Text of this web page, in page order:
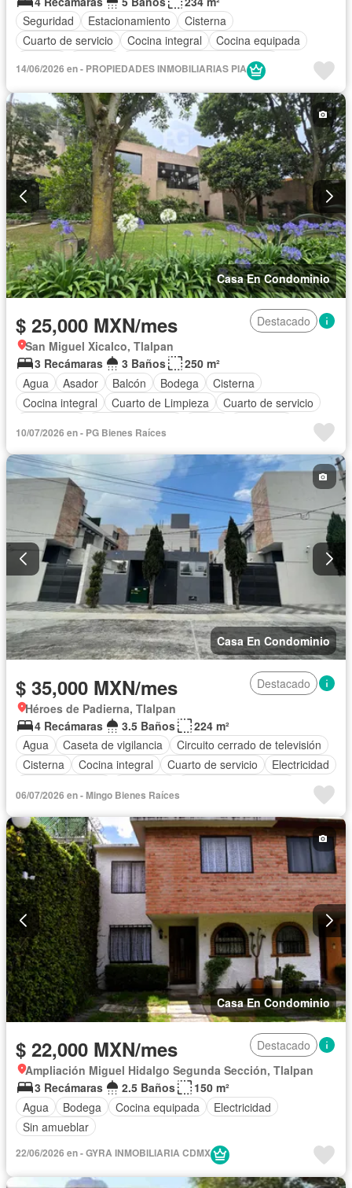
Seguridad
Estacionamiento
Cisterna
Cuarto de servicio
Cocina integral
Cocina equipada
Circuito cerrado de televisión
Televisión por cable
Asador
Despacho
Vista panorámica
Recámara con closet
Caseta de vigilancia
Wifi Conserje
Permite mascotas
Permite niños
Sin amueblar
14/06/2026 en - PROPIEDADES INMOBILIARIAS PIA
Casa En Condominio
$ 25,000 MXN/mes
Destacado
San Miguel Xicalco, Tlalpan
3 Recámaras
3 Baños
250 m²
Agua
Asador Balcón Bodega
Cisterna
Cocina integral
Cuarto de Limpieza
Cuarto de servicio
Recámara con closet
Vista panorámica
Permite mascotas
Permite niños Sin amueblar
10/07/2026 en - PG Bienes Raíces
Casa En Condominio
$ 35,000 MXN/mes
Destacado
Héroes de Padierna, Tlalpan
4 Recámaras
3.5 Baños
224 m²
Agua
Caseta de vigilancia
Circuito cerrado de televisión
Cisterna
Cocina integral Cuarto de servicio
Electricidad
Sin amueblar
06/07/2026 en - Mingo Bienes Raíces
Casa En Condominio
$ 22,000 MXN/mes
Destacado
Ampliación Miguel Hidalgo Segunda Sección, Tlalpan
3 Recámaras
2.5 Baños
150 m²
Agua
Bodega Cocina equipada
Electricidad
Sin amueblar
22/06/2026 en - GYRA INMOBILIARIA CDMX